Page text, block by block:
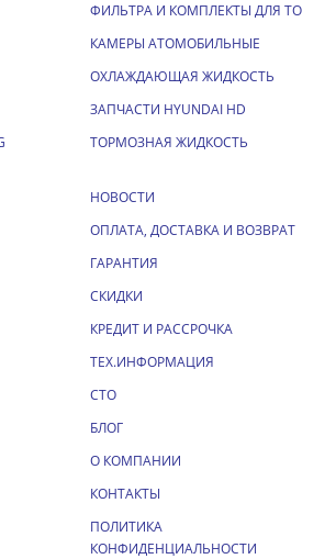
ФИЛЬТРА И КОМПЛЕКТЫ ДЛЯ ТО
КАМЕРЫ АТОМОБИЛЬНЫЕ
ОХЛАЖДАЮЩАЯ ЖИДКОСТЬ
ЗАПЧАСТИ HYUNDAI HD
ТОРМОЗНАЯ ЖИДКОСТЬ
НОВОСТИ
ОПЛАТА, ДОСТАВКА И ВОЗВРАТ
ГАРАНТИЯ
СКИДКИ
КРЕДИТ И РАССРОЧКА
ТЕХ.ИНФОРМАЦИЯ
СТО
БЛОГ
О КОМПАНИИ
КОНТАКТЫ
ПОЛИТИКА
КОНФИДЕНЦИАЛЬНОСТИ